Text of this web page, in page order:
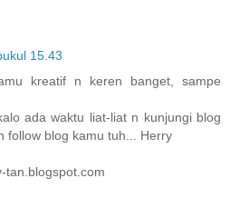
15.43
kreatif n keren banget, sampe
ada waktu liat-liat n kunjungi blog
follow blog kamu tuh... Herry
tan.blogspot.com